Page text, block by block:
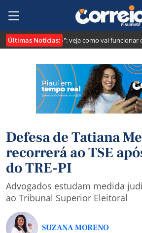
Últimas Notícias:
cria o "Pix Pensão": veja como vai funcionar o
Defesa de Tatiana
recorrerá ao TSE
do TRE-PI
Advogados estudam medida
ao Tribunal Superior Eleitoral
SUZANA MORENO